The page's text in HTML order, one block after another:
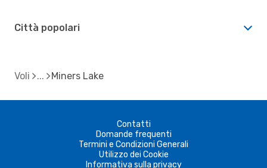
Città popolari
Voli Miners Lake
Contatti
Domande frequenti
Termini e Condizioni Generali
Utilizzo dei Cookie
Informativa sulla privacy